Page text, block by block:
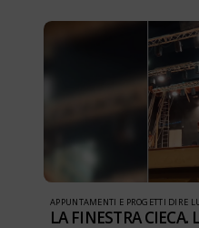
APPUNTAMENTI E PROGETTI DIRE
LA FINESTRA